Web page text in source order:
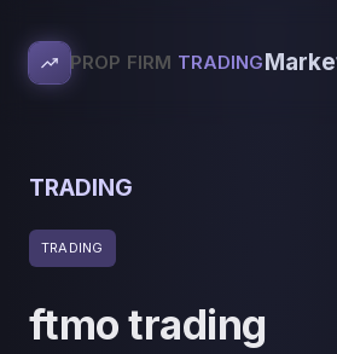
PROP FIRM TRADING
TRADING
TRADING
ftmo trading